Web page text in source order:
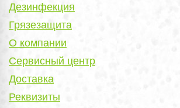
Дезинфекция
Грязезащита
О компании
Сервисный центр
Доставка
Реквизиты